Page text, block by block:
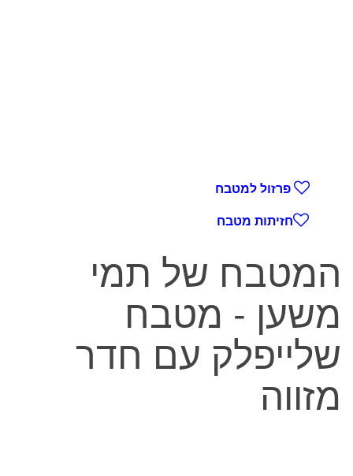
פרזול למטבח
חזיתות מטבח
המטבח של תמי
משען - מטבח
שלייפלק עם חדר
מזווה